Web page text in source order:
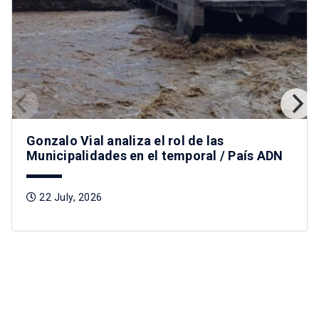
Gonzalo Vial analiza el rol de las
Municipalidades en el temporal / País ADN
22 July, 2026